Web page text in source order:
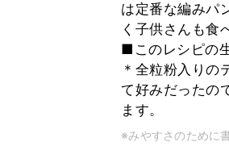
は定番な編みパ
く子供さんも食
■このレシピの
＊全粒粉入りの
て好みだったの
ます。
※みやすさのために